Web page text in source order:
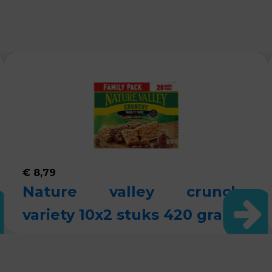
€ 8,79
Nature valley crunchy
variety 10x2 stuks 420 gram